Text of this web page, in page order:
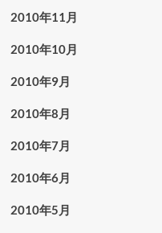
2010年11月
2010年10月
2010年9月
2010年8月
2010年7月
2010年6月
2010年5月